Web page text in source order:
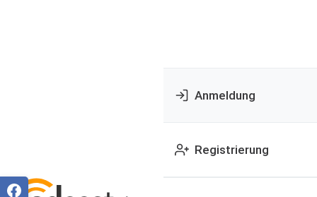
Anmeldung
Registrierung